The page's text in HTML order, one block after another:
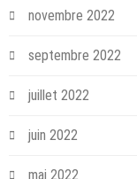
novembre 2022
septembre 2022
juillet 2022
juin 2022
mai 2022